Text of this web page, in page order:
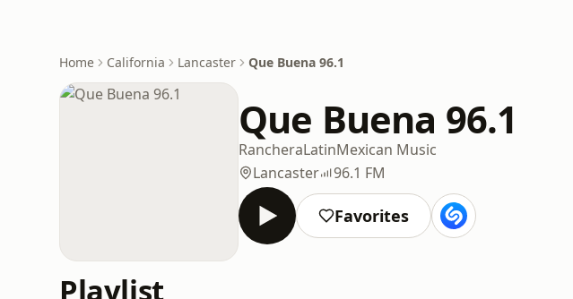
Home California Lancaster Que Buena 96.1
Que Buena 96.1
RancheraLatinMexican Music
Lancaster
96.1 FM
Favorites
Playlist